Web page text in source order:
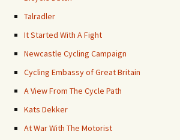
Talradler
It Started With A Fight
Newcastle Cycling Campaign
Cycling Embassy of Great Britain
A View From The Cycle Path
Kats Dekker
At War With The Motorist